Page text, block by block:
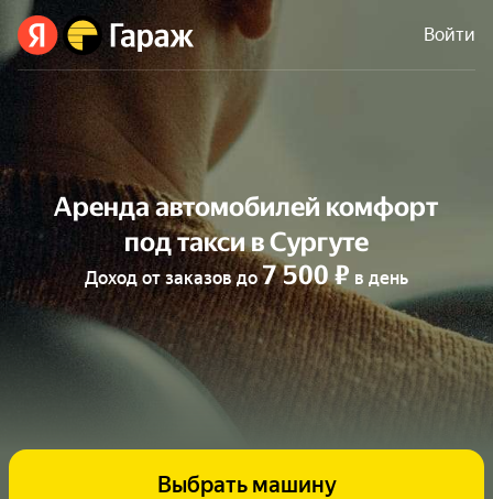
Войти
Аренда автомобилей комфорт
под такси в Сургуте
Доход от заказов до 7 500 ₽ в день
Выбрать машину